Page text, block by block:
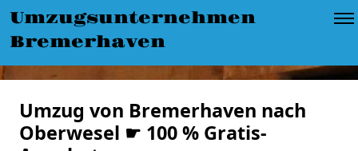
Umzugsunternehmen
Bremerhaven
Umzug von Bremerhaven nach
Oberwesel ☛ 100 % Gratis-